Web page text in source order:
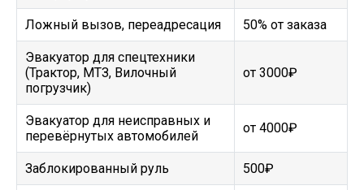
Ложный вызов, переадресация 50% от заказа
Эвакуатор для спецтехники
(Трактор, МТЗ, Вилочный
погрузчик)
от 3000₽
Эвакуатор для неисправных и
перевёрнутых автомобилей
от 4000₽
Заблокированный руль 500₽